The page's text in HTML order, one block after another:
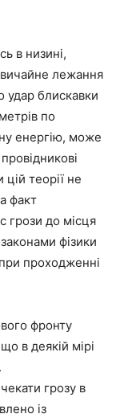
в низині,
лежання
удар блискавки
по
енергію, може
теорії не
факт
грози до місця
фізики
проходженні
фронту
в деякій мірі
грозу в
із